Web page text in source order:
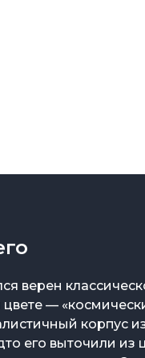
Pro 16
16-дюймовый
верен
—
корпус
его выточили из
без
свои чипы, и M3
и 6
с